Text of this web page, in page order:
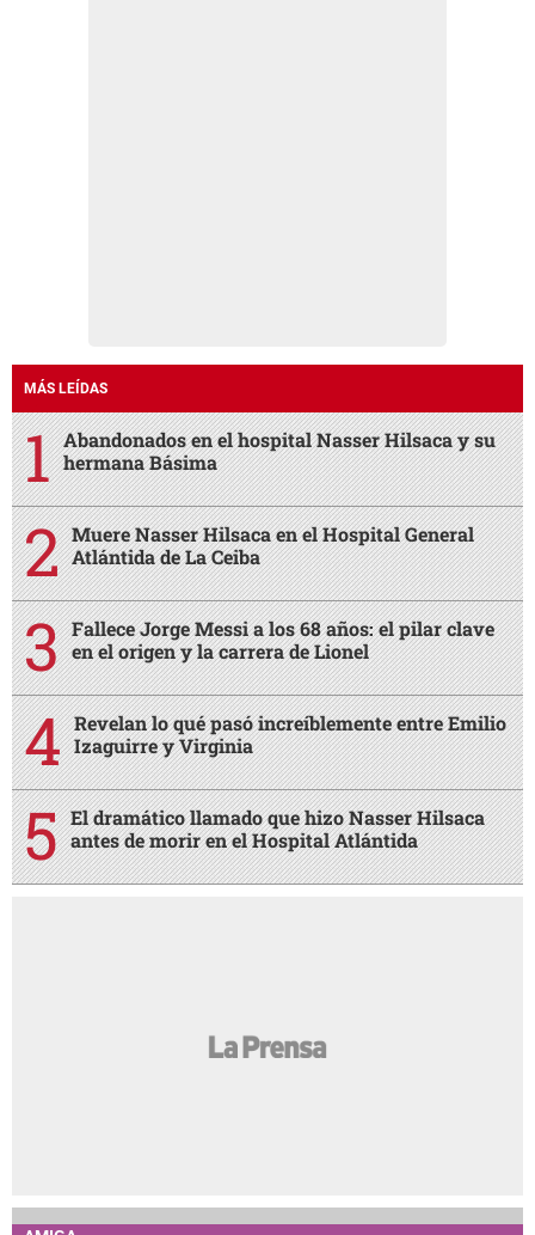
MÁS LEÍDAS
Abandonados en el hospital Nasser Hilsaca y su
hermana Básima
Muere Nasser Hilsaca en el Hospital General
Atlántida de La Ceiba
Fallece Jorge Messi a los 68 años: el pilar clave
en el origen y la carrera de Lionel
Revelan lo qué pasó increíblemente entre Emilio
Izaguirre y Virginia
El dramático llamado que hizo Nasser Hilsaca
antes de morir en el Hospital Atlántida